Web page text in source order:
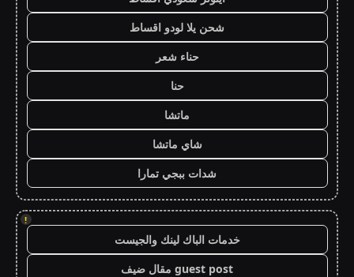
شحن يلا لودو اقساط
حناء شعر
حنا
ماتشا
شاي ماتشا
شدات ببجي تمارا
!
خدمات الباك لينك والجيست
guest post مقال ضيف